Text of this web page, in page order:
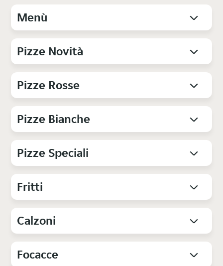
Menù
Pizze Novità
Pizze Rosse
Pizze Bianche
Pizze Speciali
Fritti
Calzoni
Focacce